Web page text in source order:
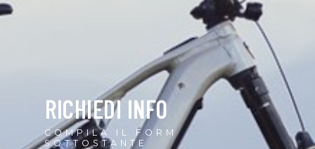
RICHIEDI INFO
COMPILA IL FORM
SOTTOSTANTE